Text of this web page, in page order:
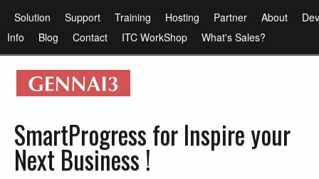
コ
ン
ン
ツ
に
メ
イ
ン
ニ
ー
Solution Support Training Hosting Partner About
Info
Blog Contact ITC WorkShop What's Sales?
SmartProgress for Inspire your
Next Business !